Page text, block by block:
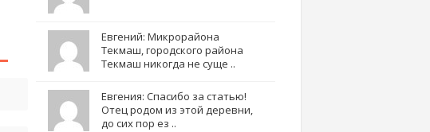
Евгений: Микрорайона
Текмаш, городского района
Текмаш никогда не суще ..
Евгения: Спасибо за статью!
Отец родом из этой деревни,
до сих пор ез ..